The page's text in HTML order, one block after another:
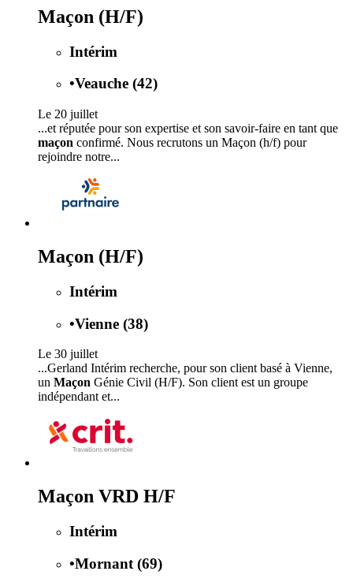
Maçon (H/F)
Intérim
•Veauche (42)
Le 20 juillet
...et réputée pour son expertise et son savoir-faire en tant que
maçon confirmé. Nous recrutons un Maçon (h/f) pour
rejoindre notre...
Maçon (H/F)
Intérim
•Vienne (38)
Le 30 juillet
...Gerland Intérim recherche, pour son client basé à Vienne,
un Maçon Génie Civil (H/F). Son client est un groupe
indépendant et...
Maçon VRD H/F
Intérim
•Mornant (69)